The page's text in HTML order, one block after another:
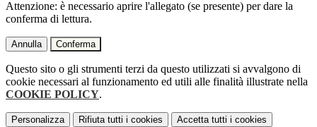
Attenzione: è necessario aprire l'allegato (se presente) per dare la
conferma di lettura.
Annulla Conferma
Questo sito o gli strumenti terzi da questo utilizzati si avvalgono di
cookie necessari al funzionamento ed utili alle finalità illustrate nella
COOKIE POLICY.
Personalizza Rifiuta tutti i cookies Accetta tutti i cookies